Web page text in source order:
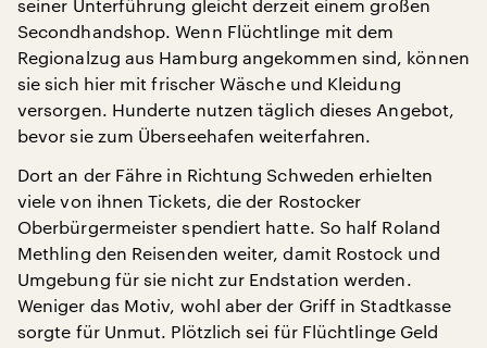
seiner Unterführung gleicht derzeit einem großen
Secondhandshop. Wenn Flüchtlinge mit dem
Regionalzug aus Hamburg angekommen sind, können
sie sich hier mit frischer Wäsche und Kleidung
versorgen. Hunderte nutzen täglich dieses Angebot,
bevor sie zum Überseehafen weiterfahren.
Dort an der Fähre in Richtung Schweden erhielten
viele von ihnen Tickets, die der Rostocker
Oberbürgermeister spendiert hatte. So half Roland
Methling den Reisenden weiter, damit Rostock und
Umgebung für sie nicht zur Endstation werden.
Weniger das Motiv, wohl aber der Griff in Stadtkasse
sorgte für Unmut. Plötzlich sei für Flüchtlinge Geld